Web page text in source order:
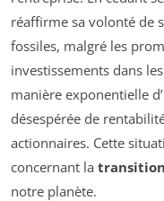
réaffirme sa volonté de
fossiles, malgré les
investissements dans les
manière exponentielle
désespérée de
actionnaires. Cette
concernant la
notre planète.